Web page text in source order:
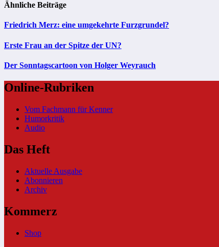
Ähnliche Beiträge
Friedrich Merz: eine umgekehrte Furzgrundel?
Erste Frau an der Spitze der UN?
Der Sonntagscartoon von Holger Weyrauch
Online-Rubriken
Vom Fachmann für Kenner
Humorkritik
Audio
Das Heft
Aktuelle Ausgabe
Abonnieren
Archiv
Kommerz
Shop